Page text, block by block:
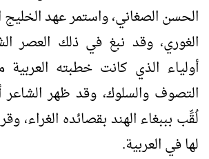
الحسن الصغاني، واستمر عهد الخليج
الغوري، وقد نبغ في ذلك العصر
أولياء الذي كانت خطبته
التصوف والسلوك، وقد ظهر
لُقِّب بببغاء الهند بقصائده الغراء،
لها في العربية.